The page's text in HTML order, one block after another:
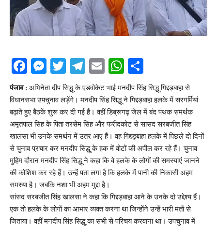
Facebook
Messenger
Twitter
Telegram
EmailWhatsApp
पंजाब : अभिनेता दीप सिद्धू के एडवोकेट भाई मनदीप सिंह सिद्धू गिद्दड़बाहा से
विधानसभा उपचुनाव लड़ेंगे। मनदीप सिंह सिद्धू ने गिद्दड़बाहा हलके में सरगर्मियां
बढ़ाते हुए बैठकें शुरू कर दी गई हैं। वहीं डिब्रूगढ़ जेल में बंद पंथक समर्थक
अमृतपाल सिंह के पिता तरसेम सिंह और फरीदकोट से सांसद सरबजीत सिंह
खालसा भी उनके समर्थन में उतर आए हैं। वह गिद्दड़बाहा हलके में पिछले दो दिनों
से चुनाव प्रचार कर मनदीप सिद्धू के हक में वोटों की अपील कर रहे हैं। चुनाव
मुहिम दौरान मनदीप सिंह सिद्धू ने कहा कि वे हलके के लोगों की समस्याएं जानने
की कोशिश कर रहे हैं। उन्हें पता लगा है कि हलके में पानी की निकासी अहम
समस्या है। जबकि नशा भी अहम मुद्दा है।
सांसद सरबजीत सिंह खालसा ने कहा कि गिद्दड़बाहा आने के उनके दो उद्देश्य हैं।
एक तो हलके के लोगों का आभार व्यक्त करना था जिन्होंने उन्हें भारी मतों से
जिताया। वहीं मनदीप सिंह सिद्धू का सभी से परिचय करवाना था। उपचुनाव में